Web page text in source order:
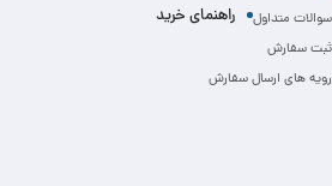
سوالات متداول راهنمای خرید
ثبت سفارش
رویه های ارسال سفارش